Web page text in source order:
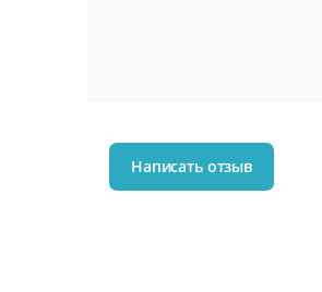
Написать отзыв